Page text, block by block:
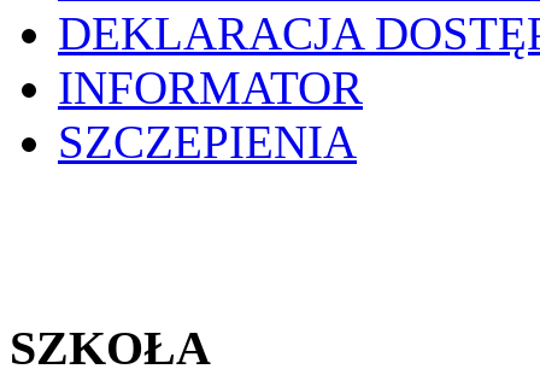
DEKLARACJA
INFORMATOR
SZCZEPIENIA
SZKOŁA